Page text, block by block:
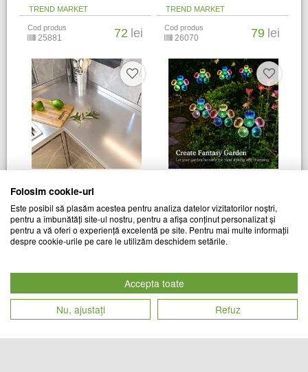
TREND MARKET
Cod produs
25881 72 lei
TREND MARKET
Cod produs
26070 79 lei
Set 2 x Folie adeziva imitatie
TREND MARKET
Cod produs 79 lei
TREND MARKET
Cod produs
Folosim cookie-uri
Este posibil să plasăm acestea pentru analiza datelor vizitatorilor noștri,
pentru a îmbunătăți site-ul nostru, pentru a afișa conținut personalizat și
pentru a vă oferi o experiență excelentă pe site. Pentru mai multe informații
despre cookie-urile pe care le utilizăm deschidem setările.
Accepta toate
Nu, ajustați
Refuz